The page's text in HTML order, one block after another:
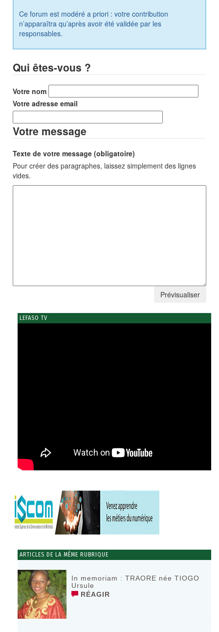
Ce forum est modéré a priori : votre contribution
n’apparaîtra qu’après avoir été validée par les
responsables.
Qui êtes-vous ?
Votre nom
Votre adresse email
Votre message
Texte de votre message (obligatoire)
Pour créer des paragraphes, laissez simplement des lignes
vides.
LEFASO TV
ARTICLES DE LA MÊME RUBRIQUE
In memoriam : TRAORE née TIOGO
Ursule
RÉAGIR